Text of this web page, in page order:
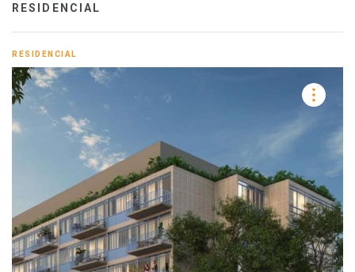
RESIDENCIAL
RESIDENCIAL